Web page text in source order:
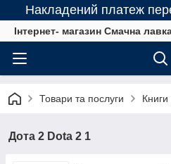
Накладений платеж
Інтернет- магазин Смачна
Товари та послуги
Дота 2 Dota 2 1